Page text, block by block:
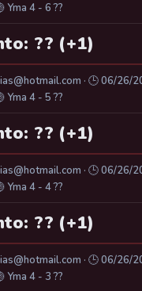
Yma 4 - 6 ??
?? (+1)
· 🕒 06/26/
Yma 4 - 5 ??
?? (+1)
· 🕒 06/26/
Yma 4 - 4 ??
?? (+1)
· 🕒 06/26/
Yma 4 - 3 ??